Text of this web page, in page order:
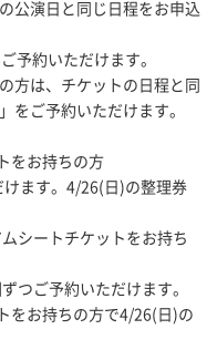
公演日と同じ日程をお申込
予約いただけます。
方は、チケットの日程と同
をご予約いただけます。
をお持ちの方
ます。4/26(日)の整理券
シートチケットをお持ち
つご予約いただけます。
をお持ちの方で4/26(日)の